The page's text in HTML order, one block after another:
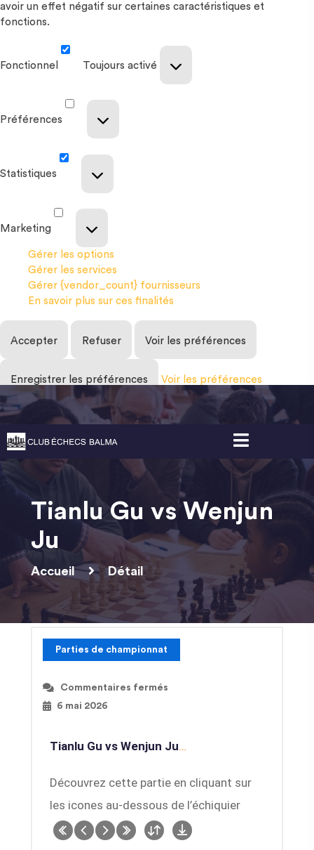
avoir un effet négatif sur certaines caractéristiques et
fonctions.
Fonctionnel Toujours activé
Préférences
Statistiques
Marketing
Gérer les options
Gérer les services
Gérer {vendor_count} fournisseurs
En savoir plus sur ces finalités
Accepter Refuser Voir les préférences
Enregistrer les préférences Voir les préférences
Gestion des cookies
Tianlu Gu vs Wenjun
Ju
Accueil Détail
Parties de championnat
Commentaires fermés
6 mai 2026
Tianlu Gu vs Wenjun Ju…
Découvrez cette partie en cliquant sur
les icones au-dessous de l’échiquier